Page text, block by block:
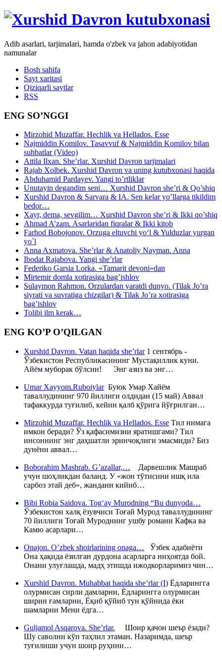
Adib asarlari, tarjimalari, hamda o'zbek va jahon adabiyotidan
namunalar
Bosh sahifa
Sayt xaritasi
Qiziqarli saytlar
RSS
ENG SO’NGGI
Mirzohid Muzaffar. Hechlik va Hellados. Esse
Najmiddin Komilov. Tasavvuf & Najmiddin Komilov bilan
suhbatlar (Video)
Attila Ilxan. She’rlar. Xurshid Davron tarjimalari
Rajab Xolbek. Xurshid Davron va uning kutubxonasi haqida
Abduhamid Pardayev. Yangi to’rtliklar
Unutayin degandim seni… Xurshid Davron she’ri & Qo’shiq
Xurshid Davron & Sarvara & IA. Sen kelar yo’llarga tikildim
bedor…
Xayr, dema, sevgilim… Xurshid Davron she’ri & Ikki qo’shiq
Ahmad A’zam. Asarlaridan fiqralar & Ikki kitob
Farhod Bobojonov. Orzuga eltuvchi yo‘l & Yulduzlar yurgan
yo`l
Anna Axmatova. She’rlar & Anatoliy Nayman. Anna
Ibodat Rajabova. Yangi she’rlar
Federiko Garsia Lorka. «Tamarit devoni»dan
Mirtemir domla xotirasiga bag’ishlov
Sulaymon Rahmon. Orzulardan yaratdi dunyo. (Tilak Jo’ra
siyrati va suvratiga chizgilar) & Tilak Jo’ra xotirasiga
bag’ishlov
Tolibi ilm kerak…
ENG KO’P O’QILGAN
Xurshid Davron. Vatan haqida she’rlar1 сентябрь -
Ўзбекистон Республикасининг Мустақиллик куни.
Айём муборак бўлсин! Энг азиз ва энг…
Umar Xayyom.RuboiylarБуюк Умар Хайём
таваллудининг 970 йиллиги олдидан (15 май) Аввал
тафаккурда туғилиб, кейин қалб қўрига йўғрилган…
Mirzohid Muzaffar. Hechlik va Hellados. Esse Тил нимага
имкон беради? Ўз қафасимизни яратишгами? Тил
инсоннинг энг даҳшатли эринчоқлиги эмасмиди? Биз
дунёни аввал…
Boborahim Mashrab. G’azallar,… Дарвешлик Машраб
учун шоҳликдан баланд. У «жон тўтисини ишқ ила
сарбоз этай деб», жандани кийиб…
Bibi Robia Saidova. Tog‘ay Murodning “Bu dunyoda…
Ўзбекистон халқ ёзувчиси Тоғай Мурод таваллудининг
70 йиллиги Тоғай Муроднинг ушбу романи Кафка ва
Камю асарлари…
Onajon. O’zbek shoirlarining onaga… Ўзбек адабиёти
Она ҳақида ёзилган дурдона асарларга ниҳоятда бой.
Онани улуғлашда, мадҳ этишда ижодкорларимиз чин…
Xurshid Davron. Muhabbat haqida she’rlar (I) Ёдларингга
олурмисан сирли дамларни, Ёдларингга олурмисан
ширин ғамларни, Ёқиб қўйиб тун қўйнида ёки
шамларни Мени ёдга…
Guljamol Asqarova. She’rlar. Шоир қачон шеър ёзади?
Шу саволни кўп таҳлил этаман. Назаримда, шеър
туғилиши учун шоир руҳини…